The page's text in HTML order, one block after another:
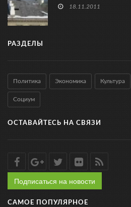
18.11.2011
РАЗДЕЛЫ
Политика Экономика Культура
Социум
ОСТАВАЙТЕСЬ НА СВЯЗИ
Подписаться на новости
САМОЕ ПОПУЛЯРНОЕ